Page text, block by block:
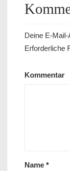
Deine E-
Erforderliche
Kommentar
Name *